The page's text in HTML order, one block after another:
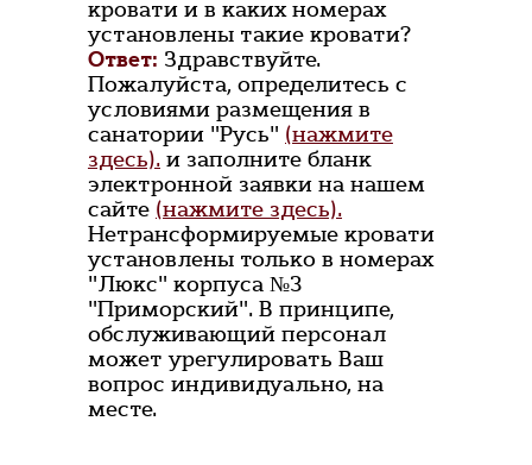
кровати и в каких номерах
установлены такие кровати?
Ответ: Здравствуйте.
Пожалуйста, определитесь с
условиями размещения в
санатории "Русь" (нажмите
здесь). и заполните бланк
электронной заявки на нашем
сайте (нажмите здесь).
Нетрансформируемые кровати
установлены только в номерах
"Люкс" корпуса №3
"Приморский". В принципе,
обслуживающий персонал
может урегулировать Ваш
вопрос индивидуально, на
месте.